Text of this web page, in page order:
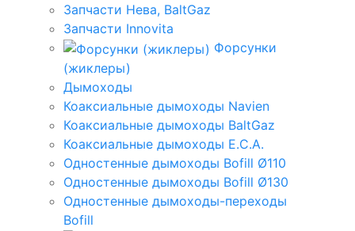
Запчасти Нева, BaltGaz
Запчасти Innovita
Форсунки
(жиклеры)
Дымоходы
Коаксиальные дымоходы Navien
Коаксиальные дымоходы BaltGaz
Коаксиальные дымоходы E.C.A.
Одностенные дымоходы Bofill Ø110
Одностенные дымоходы Bofill Ø130
Одностенные дымоходы-переходы
Bofill